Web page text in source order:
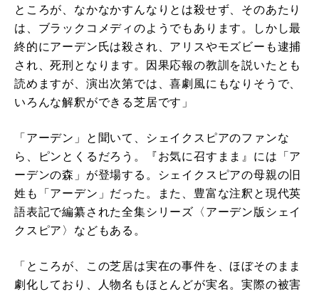
ところが、なかなかすんなりとは殺せず、そのあたり
は、ブラックコメディのようでもあります。しかし最
終的にアーデン氏は殺され、アリスやモズビーも逮捕
され、死刑となります。因果応報の教訓を説いたとも
読めますが、演出次第では、喜劇風にもなりそうで、
いろんな解釈ができる芝居です」
「アーデン」と聞いて、シェイクスピアのファンな
ら、ピンとくるだろう。『お気に召すまま』には「ア
ーデンの森」が登場する。シェイクスピアの母親の旧
姓も「アーデン」だった。また、豊富な注釈と現代英
語表記で編纂された全集シリーズ〈アーデン版シェイ
クスピア〉などもある。
「ところが、この芝居は実在の事件を、ほぼそのまま
劇化しており、人物名もほとんどが実名。実際の被害